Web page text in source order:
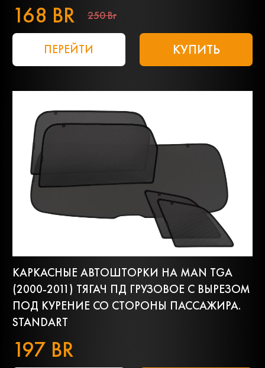
168 BR 250 Br
ПЕРЕЙТИ КУПИТЬ
КАРКАСНЫЕ АВТОШТОРКИ НА MAN TGA
(2000-2011) ТЯГАЧ ПД ГРУЗОВОЕ С ВЫРЕЗОМ
ПОД КУРЕНИЕ СО СТОРОНЫ ПАССАЖИРА.
STANDART
197 BR